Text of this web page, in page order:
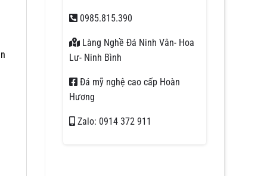
0985.815.390
Làng Nghề Đá Ninh Vân- Hoa
Lư- Ninh Bình
Đá mỹ nghệ cao cấp Hoàn
Hương
Zalo: 0914 372 911